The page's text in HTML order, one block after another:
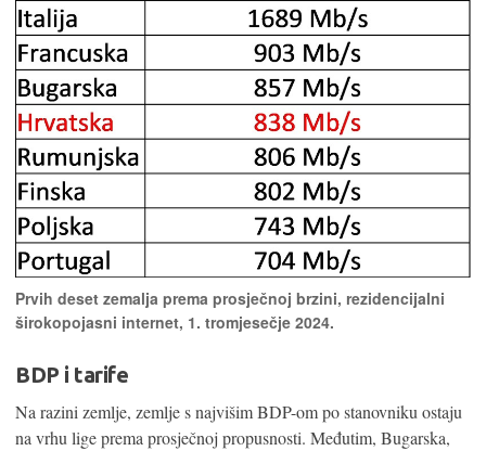
Prvih deset zemalja prema prosječnoj brzini, rezidencijalni
širokopojasni internet, 1. tromjesečje 2024.
BDP i tarife
Na razini zemlje, zemlje s najvišim BDP-om po stanovniku ostaju
na vrhu lige prema prosječnoj propusnosti. Međutim, Bugarska,